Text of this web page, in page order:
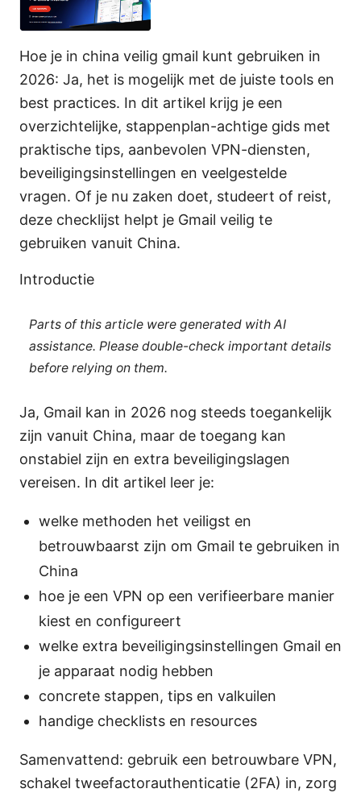
Hoe je in china veilig gmail kunt gebruiken in
2026: Ja, het is mogelijk met de juiste tools en
best practices. In dit artikel krijg je een
overzichtelijke, stappenplan-achtige gids met
praktische tips, aanbevolen VPN-diensten,
beveiligingsinstellingen en veelgestelde
vragen. Of je nu zaken doet, studeert of reist,
deze checklijst helpt je Gmail veilig te
gebruiken vanuit China.
Introductie
Parts of this article were generated with AI
assistance. Please double-check important details
before relying on them.
Ja, Gmail kan in 2026 nog steeds toegankelijk
zijn vanuit China, maar de toegang kan
onstabiel zijn en extra beveiligingslagen
vereisen. In dit artikel leer je:
welke methoden het veiligst en
betrouwbaarst zijn om Gmail te gebruiken in
China
hoe je een VPN op een verifieerbare manier
kiest en configureert
welke extra beveiligingsinstellingen Gmail en
je apparaat nodig hebben
concrete stappen, tips en valkuilen
handige checklists en resources
Samenvattend: gebruik een betrouwbare VPN,
schakel tweefactorauthenticatie (2FA) in, zorg